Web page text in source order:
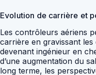
Evolution de carrière et
Les contrôleurs aériens
carrière en gravissant
devenant ingénieur en
d’une augmentation du
long terme, les